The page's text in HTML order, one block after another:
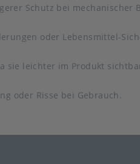
Schutz bei mechanischer
oder Lebensmittel-
leichter im Produkt
oder Risse bei Gebrauch.